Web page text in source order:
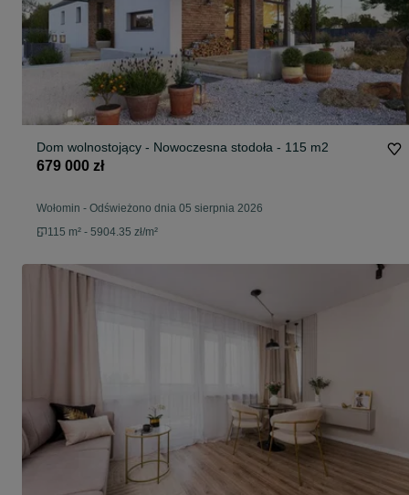
Dom wolnostojący - Nowoczesna stodoła - 115 m2
679 000 zł
Wołomin - Odświeżono dnia 05 sierpnia 2026
115 m² - 5904.35 zł/m²